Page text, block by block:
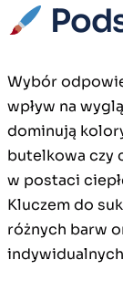
Wybór
wpływ na
dominują
butelkowa czy
w postaci
Kluczem do
różnych barw